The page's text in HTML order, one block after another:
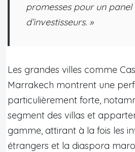
promesses pour un
d’investisseurs. »
Les grandes villes comme
Marrakech montrent une
particulièrement forte,
segment des villas et
gamme, attirant à la fois les
étrangers et la diaspora